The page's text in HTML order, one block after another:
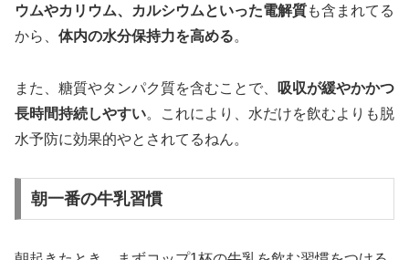
ウムやカリウム、カルシウムといった電解質も含まれてる
から、 体内の水分保持力を高める。
また、糖質やタンパク質を含むことで、
吸収が緩やかかつ
長時間持続しやすい。これにより、水だけを飲むよりも脱
水予防に効果的やとされてるねん。
朝一番の牛乳習慣